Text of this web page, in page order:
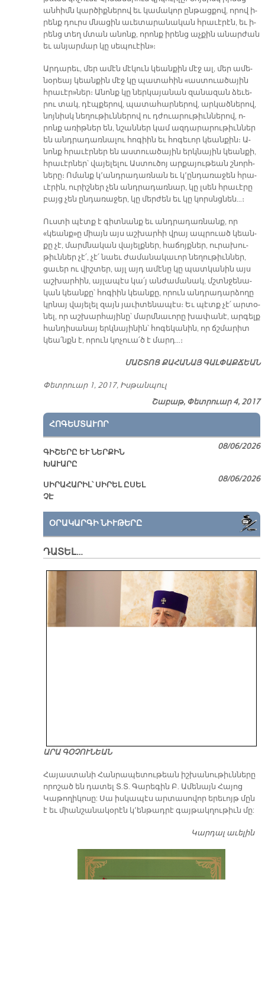
ան­հիմն կար­ծիք­նե­րով եւ կա­մա­կոր ըն­թաց­քով, ո­րով ի­
րենք դուրս մնա­ցին ա­ւե­տա­րա­նա­կան հրա­ւէ­րէն, եւ ի­
րենց տեղ մտան ա­նոնք, ո­րոնք ի­րենց աչ­քին ա­նար­ժան
եւ ան­յար­մար կը սե­պուէին»։­
Ար­դա­րեւ, մեր ա­մէն մէ­կուն կեան­քին մէջ ալ, մեր ա­մե­
նօ­րեայ կեան­քին մէջ կը պա­տա­հին «աս­տուա­ծա­յին
հրա­ւէր»ներ։ Ա­նոնք կը ներ­կա­յա­նան զա­նա­զան ձե­ւե­
րու տակ, դէպ­քե­րով, պա­տա­հար­նե­րով, ար­կած­նե­րով,
նոյ­նիսկ նե­ղու­թիւն­նե­րով ու դժուա­րու­թիւն­նե­րով, ո­
րոնք ա­ռիթ­ներ են, նշան­ներ կամ ազ­դա­րա­րու­թիւն­ներ
են անդ­րա­դառ­նա­լու հո­գիին եւ հո­գե­ւոր կեան­քին։ Ա­
նոնք հրա­ւէր­ներ են աս­տուա­ծա­յին երկ­նա­յին կեան­քի,
հրա­ւէր­ներ՝ վա­յե­լե­լու Աս­տու­ծոյ ար­քա­յու­թեան շնորհ­
նե­րը։ Ո­մանք կ՚անդ­րա­դառ­նան եւ կ՚ըն­դա­ռա­ջեն հրա­
ւէ­րին, ու­րիշ­ներ չեն անդ­րա­դառ­նար, կը լսեն հրա­ւէ­րը
բայց չեն ըն­դա­ռա­ջեր, կը մեր­ժեն եւ կը կորսնց­նեն…։
Ուս­տի պէտք է գիտ­նանք եւ անդ­րա­դառ­նանք, որ
«կեանք»ը միայն այս աշ­խար­հի վրայ ապ­րուած կեան­
քը չէ, մարմ­նա­կան վա­յելք­ներ, հա­ճոյք­ներ, ու­րա­խու­
թիւն­ներ չէ՛, չէ՛ նաեւ ժա­մա­նա­կա­ւոր նե­ղու­թիւն­ներ,
ցա­ւեր ու վիշ­տեր, այլ այդ ա­մէ­նը կը պատ­կա­նին այս
աշ­խար­հին, այ­լա­պէս կա՛յ ան­ժա­մա­նակ, մշտնջե­նա­
կան կեան­քը՝ հո­գիին կեան­քը, ո­րուն անդ­րա­դար­ձո­ղը
կրնայ վա­յե­լել զայն յա­ւի­տե­նա­պէս։ Եւ պէտք չէ՛ ար­տօ­
նել, որ աշ­խար­հա­յի­նը՝ մարմ­նա­ւո­րը խա­փա­նէ, ար­գելք
հան­դի­սա­նայ երկ­նա­յի­նին՝ հո­գե­կա­նին, որ ճշմա­րիտ
կեա՛նքն է, ո­րուն կո­չուա՛ծ է մարդ…։
ՄԱՇ­ՏՈՑ ՔԱ­ՀԱ­ՆԱՅ ԳԱԼ­ՓԱՔ­ՃԵԱՆ
Փետ­րուար 1, 2017, Իս­թան­պուլ
Շաբաթ, Փետրուար 4, 2017
ՀՈԳԵՄՏԱՒՈՐ
ԳԻՇԵՐԸ ԵՒ ՆԵՐՔԻՆ
ԽԱՒԱՐԸ
08/06/2026
ՍԻՐԱՀԱՐԻԼ՝ ՍԻՐԵԼ ԸՍԵԼ
ՉԷ
08/06/2026
ՕՐԱԿԱՐԳԻ ՆԻՒԹԵՐԸ
ԴԱՏԵԼ…
ԱՐԱ ԳՕՉՈՒՆԵԱՆ
​Հայաստանի Հանրապետութեան իշխանութիւնները
որոշած են դատել Տ.Տ. Գարեգին Բ. Ամենայն Հայոց
Կաթողիկոսը: Սա իսկապէս արտասովոր երեւոյթ մըն
է եւ միանշանակօրէն կ՚ենթադրէ գայթակղութիւն մը:
Կարդալ աւելին